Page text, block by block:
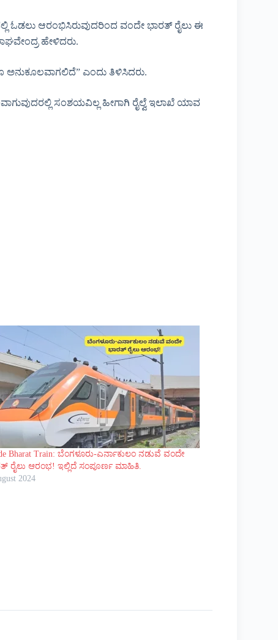
ಓಡಲು ಆರಂಭಿಸಿರುವುದರಿಂದ ವಂದೇ ಭಾರತ್ ರೈಲು ಈ
ಹೇಳಿದರು.
ಅನುಕೂಲವಾಗಲಿದೆ” ಎಂದು ತಿಳಿಸಿದರು.
ಸಂಶಯವಿಲ್ಲ ಹೀಗಾಗಿ ರೈಲ್ವೆ ಇಲಾಖೆ ಯಾವ
Bharat Train: ಬೆಂಗಳೂರು-ಎರ್ನಾಕುಲಂ ನಡುವೆ ವಂದೇ
ರೈಲು ಆರಂಭ! ಇಲ್ಲಿದೆ ಸಂಪೂರ್ಣ ಮಾಹಿತಿ.
2024